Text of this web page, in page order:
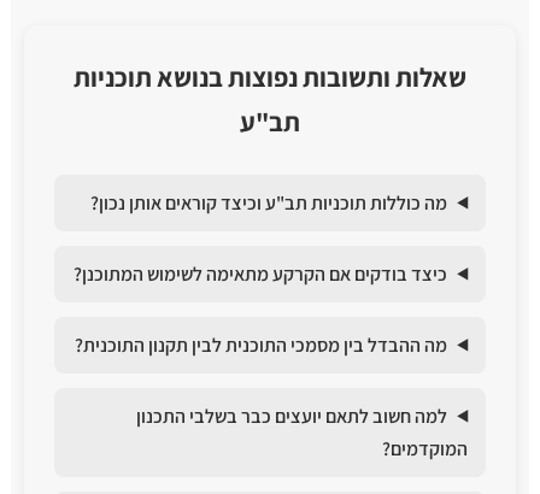
שאלות ותשובות נפוצות בנושא תוכניות
תב"ע
מה כוללות תוכניות תב"ע וכיצד קוראים אותן נכון?
כיצד בודקים אם הקרקע מתאימה לשימוש המתוכנן?
מה ההבדל בין מסמכי התוכנית לבין תקנון התוכנית?
למה חשוב לתאם יועצים כבר בשלבי התכנון
המוקדמים?